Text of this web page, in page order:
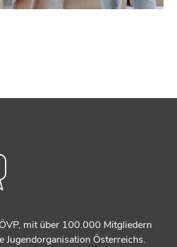
mit über 100.000 Mitgliedern
Jugendorganisation Österreichs.